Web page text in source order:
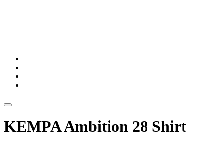
KEMPA Ambition 28 Shirt